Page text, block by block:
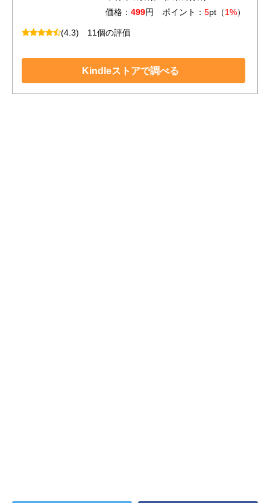
価格： 499円 ポイント： 5pt（1%）
(4.3) 11個の評価
Kindleストアで調べる